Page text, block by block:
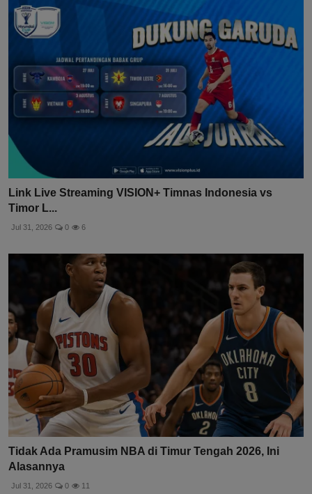
Link Live Streaming VISION+ Timnas Indonesia vs
Timor L...
Jul 31, 2026 0 6
Tidak Ada Pramusim NBA di Timur Tengah 2026, Ini
Alasannya
Jul 31, 2026 0 11